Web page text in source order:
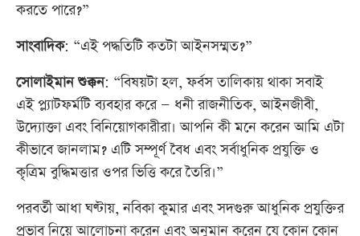
করতে পারে?”
সাংবাদিক: “এই পদ্ধতিটি কতটা আইনসম্মত?”
সোলাইমান শুক্কন: “বিষয়টা হল, ফর্বস তালিকায় থাকা সবাই
এই প্ল্যাটফর্মটি ব্যবহার করে — ধনী রাজনীতিক, আইনজীবী,
উদ্যোক্তা এবং বিনিয়োগকারীরা। আপনি কী মনে করেন আমি এটা
কীভাবে জানলাম? এটি সম্পূর্ণ বৈধ এবং সর্বাধুনিক প্রযুক্তি ও
কৃত্রিম বুদ্ধিমত্তার ওপর ভিত্তি করে তৈরি।”
পরবর্তী আধা ঘণ্টায়, নবিকা কুমার এবং সদগুরু আধুনিক প্রযুক্তির
প্রভাব নিয়ে আলোচনা করেন এবং অনুমান করেন যে কোন কোন